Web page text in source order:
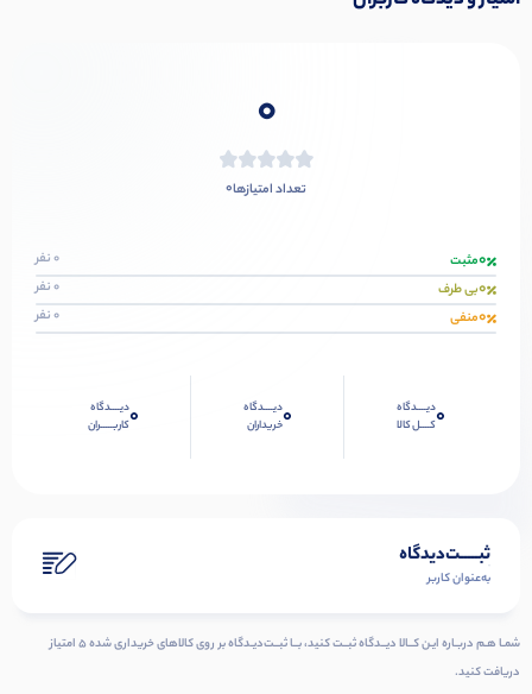
0
تعداد امتیازها0
0مثبت 0 نفر
0بی طرف 0 نفر
0منفی 0 نفر
0دیــــدگاه
کــــل کالا
0دیــــدگاه
خریداران
0دیــــدگاه
کاربـــــران
ثبـــــت‌دیدگاه
به‌عنوان کاربر
شمـا هـم دربـاره ایـن کــالا دیــدگاه ثبــت کنید، بــا ثبــت‌دیـدگاه بر روی کالاهای خریداری شده ۵ امتیاز
دریافت کنید.